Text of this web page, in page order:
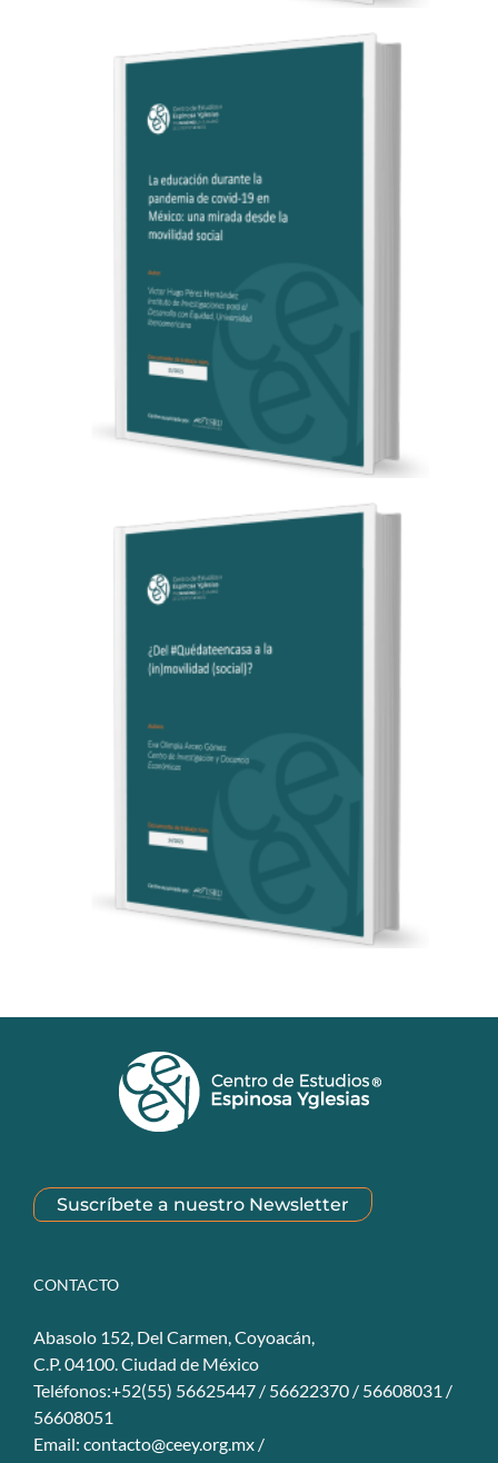
Suscríbete a nuestro Newsletter
CONTACTO
Abasolo 152, Del Carmen, Coyoacán,
C.P. 04100. Ciudad de México
Teléfonos:+52(55) 56625447 / 56622370 / 56608031 /
56608051
Email: contacto@ceey.org.mx /